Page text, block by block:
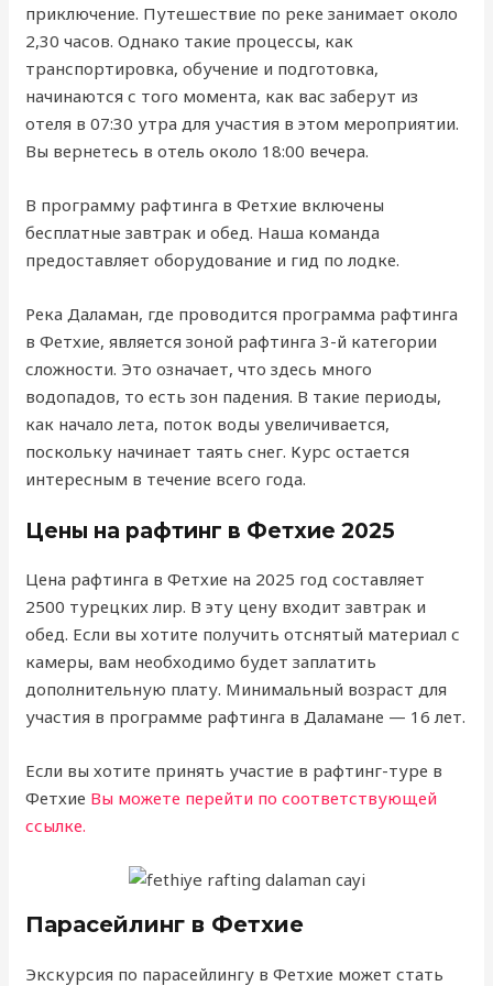
приключение. Путешествие по реке занимает около
2,30 часов. Однако такие процессы, как
транспортировка, обучение и подготовка,
начинаются с того момента, как вас заберут из
отеля в 07:30 утра для участия в этом мероприятии.
Вы вернетесь в отель около 18:00 вечера.
В программу рафтинга в Фетхие включены
бесплатные завтрак и обед. Наша команда
предоставляет оборудование и гид по лодке.
Река Даламан, где проводится программа рафтинга
в Фетхие, является зоной рафтинга 3-й категории
сложности. Это означает, что здесь много
водопадов, то есть зон падения. В такие периоды,
как начало лета, поток воды увеличивается,
поскольку начинает таять снег. Курс остается
интересным в течение всего года.
Цены на рафтинг в Фетхие 2025
Цена рафтинга в Фетхие на 2025 год составляет
2500 турецких лир. В эту цену входит завтрак и
обед. Если вы хотите получить отснятый материал с
камеры, вам необходимо будет заплатить
дополнительную плату. Минимальный возраст для
участия в программе рафтинга в Даламане — 16 лет.
Если вы хотите принять участие в рафтинг-туре в
Фетхие Вы можете перейти по соответствующей
ссылке.
Парасейлинг в Фетхие
Экскурсия по парасейлингу в Фетхие может стать